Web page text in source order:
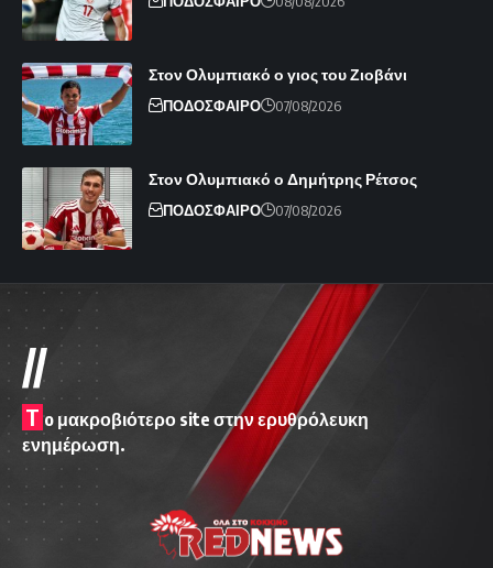
Στον Ολυμπιακό ο γιος του Ζιοβάνι
ΠΟΔΟΣΦΑΙΡΟ 07/08/2026
Στον Ολυμπιακό ο Δημήτρης Ρέτσος
ΠΟΔΟΣΦΑΙΡΟ 07/08/2026
//
T o μακροβιότερο site στην ερυθρόλευκη
ενημέρωση.